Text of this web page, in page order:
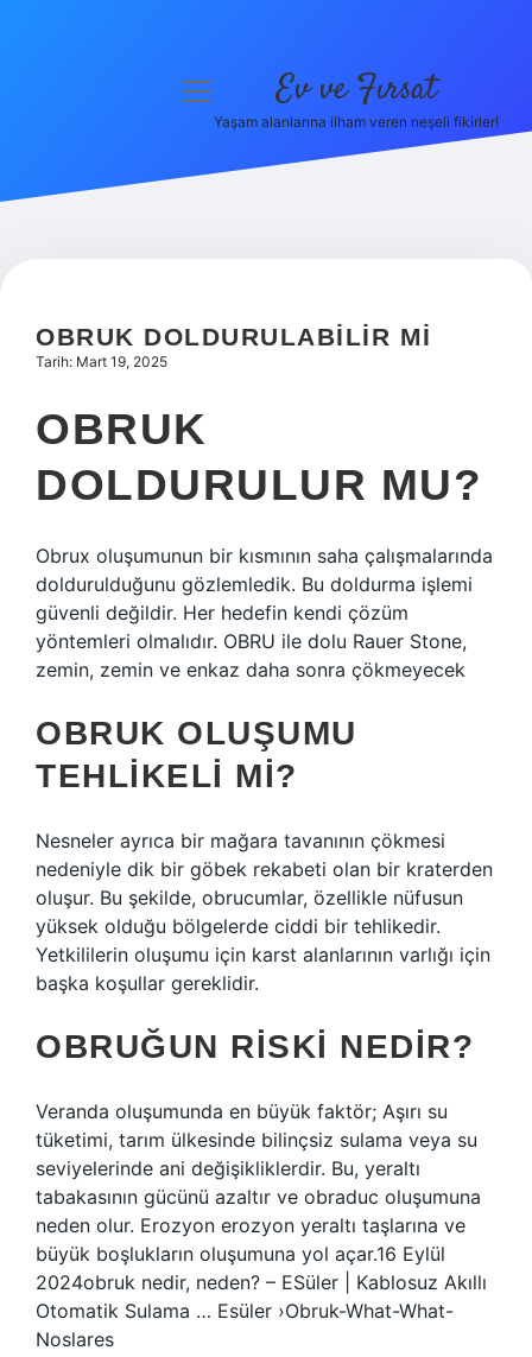
Hakkımızda
menüyü
Ev ve Fırsat
Yaşam alanlarına ilham veren neşeli fikirler!
OBRUK DOLDURULABILIR MI
Tarih: Mart 19, 2025
OBRUK
DOLDURULUR MU?
Obrux oluşumunun bir kısmının saha çalışmalarında
doldurulduğunu gözlemledik. Bu doldurma işlemi
güvenli değildir. Her hedefin kendi çözüm
yöntemleri olmalıdır. OBRU ile dolu Rauer Stone,
zemin, zemin ve enkaz daha sonra çökmeyecek
OBRUK OLUŞUMU
TEHLIKELI MI?
Nesneler ayrıca bir mağara tavanının çökmesi
nedeniyle dik bir göbek rekabeti olan bir kraterden
oluşur. Bu şekilde, obrucumlar, özellikle nüfusun
yüksek olduğu bölgelerde ciddi bir tehlikedir.
Yetkililerin oluşumu için karst alanlarının varlığı için
başka koşullar gereklidir.
OBRUĞUN RISKI NEDIR?
Veranda oluşumunda en büyük faktör; Aşırı su
tüketimi, tarım ülkesinde bilinçsiz sulama veya su
seviyelerinde ani değişikliklerdir. Bu, yeraltı
tabakasının gücünü azaltır ve obraduc oluşumuna
neden olur. Erozyon erozyon yeraltı taşlarına ve
büyük boşlukların oluşumuna yol açar.16 Eylül
2024obruk nedir, neden? – ESüler | Kablosuz Akıllı
Otomatik Sulama … Esüler ›Obruk-What-What-
Noslares